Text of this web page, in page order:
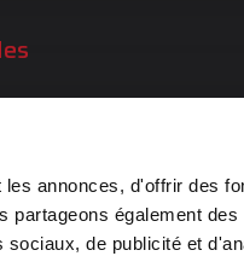
annonces, d'offrir des
également des
de publicité et